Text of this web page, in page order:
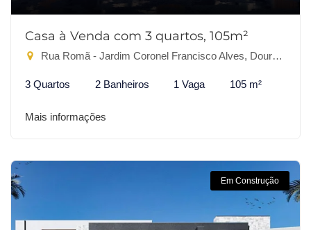
Casa à Venda com 3 quartos, 105m²
Rua Romã - Jardim Coronel Francisco Alves, Dourados-MS
3 Quartos 2 Banheiros 1 Vaga 105 m²
Mais informações
Em Construção